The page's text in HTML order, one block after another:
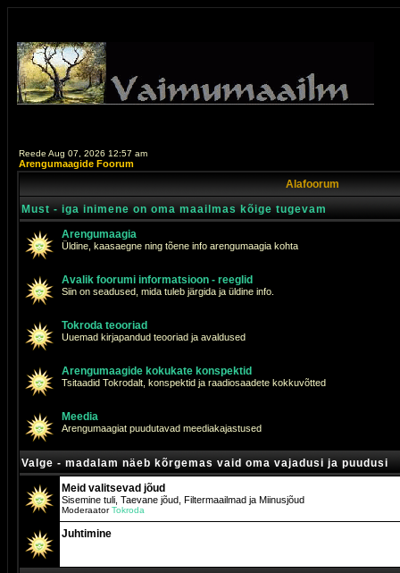
Reede Aug 07, 2026 12:57 am
Arengumaagide Foorum
Alafoorum
Must - iga inimene on oma maailmas kõige tugevam
Arengumaagia
Üldine, kaasaegne ning tõene info arengumaagia kohta
Avalik foorumi informatsioon - reeglid
Siin on seadused, mida tuleb järgida ja üldine info.
Tokroda teooriad
Uuemad kirjapandud teooriad ja avaldused
Arengumaagide kokukate konspektid
Tsitaadid Tokrodalt, konspektid ja raadiosaadete kokkuvõtted
Meedia
Arengumaagiat puudutavad meediakajastused
Valge - madalam näeb kõrgemas vaid oma vajadusi ja puudusi
Meid valitsevad jõud
Sisemine tuli, Taevane jõud, Filtermaailmad ja Miinusjõud
ModeraatorTokroda
Juhtimine